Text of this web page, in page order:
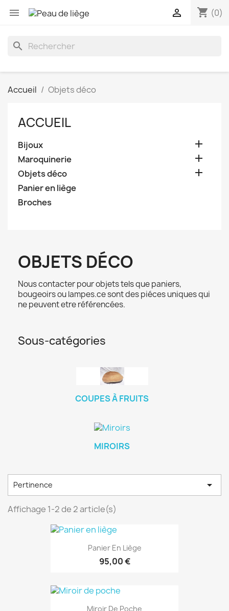
 shopping_cart (0)

search
Accueil Objets déco
ACCUEIL
Bijoux 
Maroquinerie 
Objets déco 
Panier en liège
Broches
OBJETS DÉCO
Nous contacter pour objets tels que paniers,
bougeoirs ou lampes.ce sont des piéces uniques qui
ne peuvent etre référencées.
Sous-catégories
COUPES À FRUITS
MIROIRS
Pertinence 
Affichage 1-2 de 2 article(s)
Panier En Liège
95,00 €
Miroir De Poche